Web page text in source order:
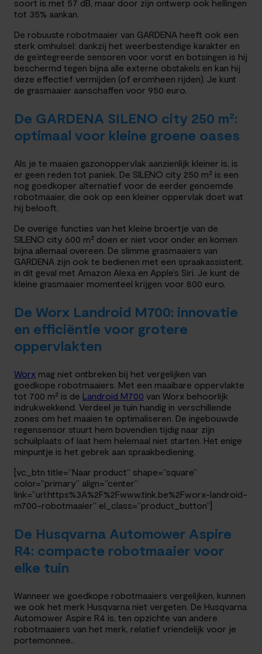
soort is met 57 dB, maar door zijn ontwerp ook hellingen
tot 35% aankan.
De robuuste robotmaaier van GARDENA heeft ook een
sterk omhulsel: dankzij het weerbestendige karakter en
de geïntegreerde sensoren voor vorst en botsingen is hij
beschermd tegen bijna alle externe obstakels en kan hij
deze effectief vermijden (of eromheen rijden). Je kunt
de grasmaaier aanschaffen voor 950 euro.
De GARDENA SILENO city 250 m²:
optimaal voor kleine groene oases
Als je te maaien gazonoppervlak aanzienlijk kleiner is, is
er geen reden tot paniek. De SILENO city 250 m² is een
nog goedkoper alternatief voor de eerder genoemde
robotmaaier, die ook op een kleiner oppervlak doet wat
hij belooft.
De overige functies van het kleine broertje van de
SILENO city 600 m² doen er niet voor onder en komen
bijna allemaal overeen. De slimme grasmaaiers van
GARDENA zijn ook te bedienen met een spraakassistent,
in dit geval met Amazon Alexa en Apple’s Siri. Je kunt de
kleine grasmaaier momenteel krijgen voor 800 euro.
De Worx Landroid M700: innovatie
en efficiëntie voor grotere
oppervlakten
Worx mag niet ontbreken bij het vergelijken van
goedkope robotmaaiers. Met een maaibare oppervlakte
tot 700 m² is de Landroid M700 van Worx behoorlijk
indrukwekkend. Verdeel je tuin handig in verschillende
zones om het maaien te optimaliseren. De ingebouwde
regensensor stuurt hem bovendien tijdig naar zijn
schuilplaats of laat hem helemaal niet starten. Het enige
minpuntje is het gebrek aan spraakbediening.
[vc_btn title=”Naar product” shape=”square”
color=”primary” align=”center”
link=”url:https%3A%2F%2Fwww.tink.be%2Fworx-landroid-
m700-robotmaaier” el_class=”product_button”]
De Husqvarna Automower Aspire
R4: compacte robotmaaier voor
elke tuin
Wanneer we goedkope robotmaaiers vergelijken, kunnen
we ook het merk Husqvarna niet vergeten. De Husqvarna
Automower Aspire R4 is, ten opzichte van andere
robotmaaiers van het merk, relatief vriendelijk voor je
portemonnee..